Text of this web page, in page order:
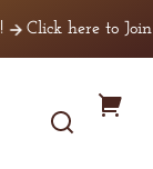
here to Join Our